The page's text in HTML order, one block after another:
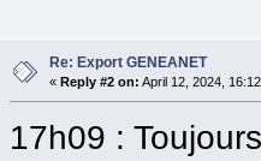
Re: Export GENEANET
« Reply #2 on: April 12, 2024,
17h09 :